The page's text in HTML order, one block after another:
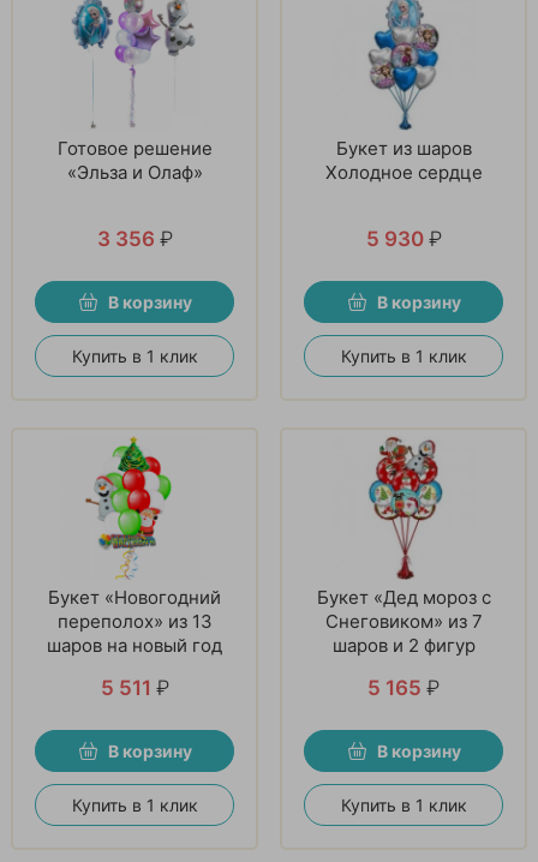
Готовое решение
«Эльза и Олаф»
3 356 ₽
В корзину
Купить в 1 клик
Букет из шаров
Холодное сердце
5 930 ₽
В корзину
Купить в 1 клик
Букет «Новогодний
переполох» из 13
шаров на новый год
5 511 ₽
В корзину
Купить в 1 клик
Букет «Дед мороз с
Снеговиком» из 7
шаров и 2 фигур
5 165 ₽
В корзину
Купить в 1 клик